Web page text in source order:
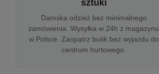
sztuki
Damska odzież bez minimalnego
zamówienia. Wysyłka w 24h z magazynu
w Polsce. Zaopatrz butik bez wyjazdu do
centrum hurtowego.